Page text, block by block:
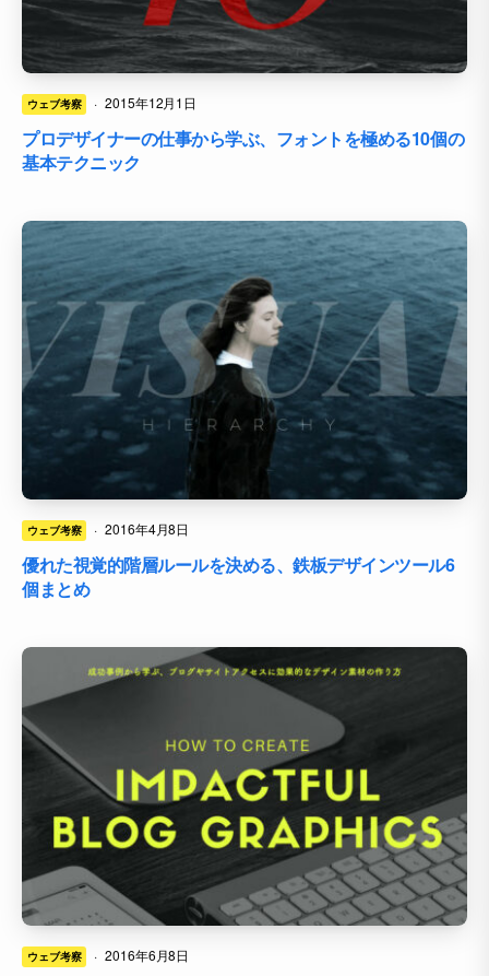
ウェブ考察 · 2015年12月1日
プロデザイナーの仕事から学ぶ、フォントを極める10個の
基本テクニック
ウェブ考察 · 2016年4月8日
優れた視覚的階層ルールを決める、鉄板デザインツール6
個まとめ
ウェブ考察 · 2016年6月8日